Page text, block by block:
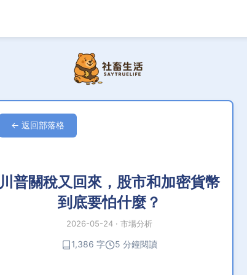
← 返回部落格
川普關稅又回來，股市和加密貨幣
到底要怕什麼？
2026-05-24 · 市場分析
1,386 字 5 分鐘閱讀